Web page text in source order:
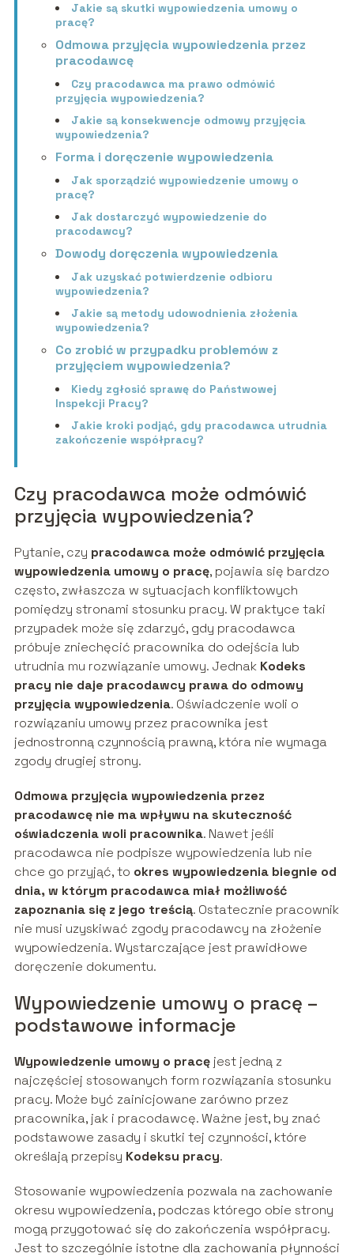
Jakie są skutki wypowiedzenia umowy o
pracę?
Odmowa przyjęcia wypowiedzenia przez
pracodawcę
Czy pracodawca ma prawo odmówić
przyjęcia wypowiedzenia?
Jakie są konsekwencje odmowy przyjęcia
wypowiedzenia?
Forma i doręczenie wypowiedzenia
Jak sporządzić wypowiedzenie umowy o
pracę?
Jak dostarczyć wypowiedzenie do
pracodawcy?
Dowody doręczenia wypowiedzenia
Jak uzyskać potwierdzenie odbioru
wypowiedzenia?
Jakie są metody udowodnienia złożenia
wypowiedzenia?
Co zrobić w przypadku problemów z
przyjęciem wypowiedzenia?
Kiedy zgłosić sprawę do Państwowej
Inspekcji Pracy?
Jakie kroki podjąć, gdy pracodawca utrudnia
zakończenie współpracy?
Czy pracodawca może odmówić
przyjęcia wypowiedzenia?
Pytanie, czy pracodawca może odmówić przyjęcia
wypowiedzenia umowy o pracę, pojawia się bardzo
często, zwłaszcza w sytuacjach konfliktowych
pomiędzy stronami stosunku pracy. W praktyce taki
przypadek może się zdarzyć, gdy pracodawca
próbuje zniechęcić pracownika do odejścia lub
utrudnia mu rozwiązanie umowy. Jednak Kodeks
pracy nie daje pracodawcy prawa do odmowy
przyjęcia wypowiedzenia. Oświadczenie woli o
rozwiązaniu umowy przez pracownika jest
jednostronną czynnością prawną, która nie wymaga
zgody drugiej strony.
Odmowa przyjęcia wypowiedzenia przez
pracodawcę nie ma wpływu na skuteczność
oświadczenia woli pracownika. Nawet jeśli
pracodawca nie podpisze wypowiedzenia lub nie
chce go przyjąć, to okres wypowiedzenia biegnie od
dnia, w którym pracodawca miał możliwość
zapoznania się z jego treścią. Ostatecznie pracownik
nie musi uzyskiwać zgody pracodawcy na złożenie
wypowiedzenia. Wystarczające jest prawidłowe
doręczenie dokumentu.
Wypowiedzenie umowy o pracę –
podstawowe informacje
Wypowiedzenie umowy o pracęjest jedną z
najczęściej stosowanych form rozwiązania stosunku
pracy. Może być zainicjowane zarówno przez
pracownika, jak i pracodawcę. Ważne jest, by znać
podstawowe zasady i skutki tej czynności, które
określają przepisy Kodeksu pracy.
Stosowanie wypowiedzenia pozwala na zachowanie
okresu wypowiedzenia, podczas którego obie strony
mogą przygotować się do zakończenia współpracy.
Jest to szczególnie istotne dla zachowania płynności